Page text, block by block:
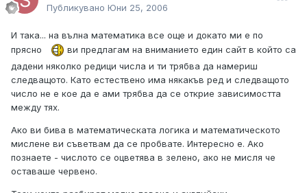
Публикувано Юни 25, 2006
И така... на вълна математика все още и докато ми е по
прясно
ви предлагам на вниманието един сайт в който са
дадени няколко редици числа и ти трябва да намериш
следващото. Като естествено има някакъв ред и следващото
число не е кое да е ами трябва да се открие зависимостта
между тях.
Ако ви бива в математическата логика и математическото
мислене ви съветвам да се пробвате. Интересно е. Ако
познаете - числото се оцветява в зелено, ако не мисля че
оставаше червено.